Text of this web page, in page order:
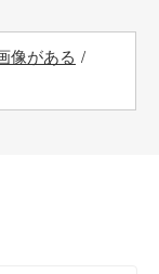
像がある